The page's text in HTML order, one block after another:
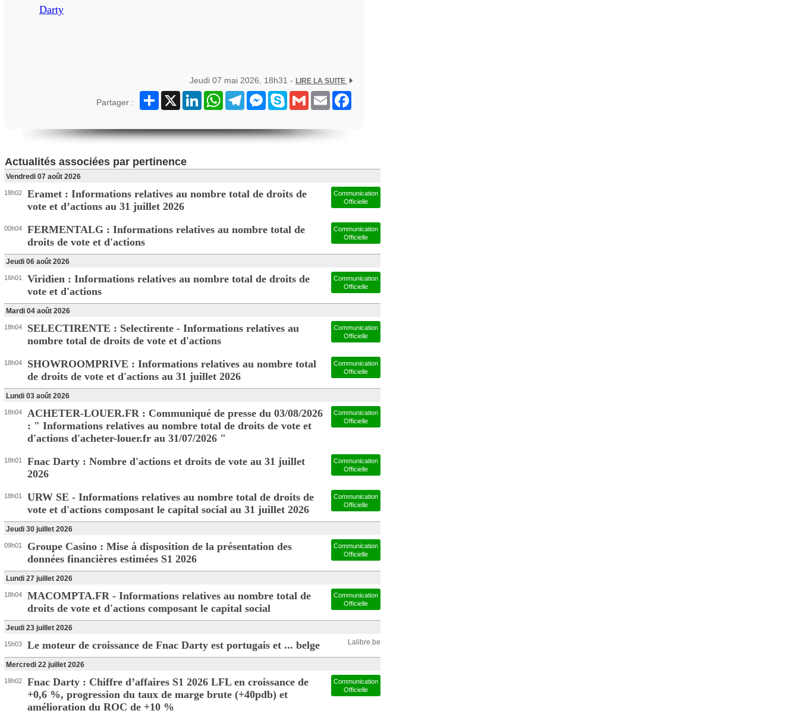
Darty
Jeudi 07 mai 2026, 18h31 - LIRE LA SUITE
Partager :
Partager
X LinkedInWhatsAppTelegramMessenger
Skype Gmail Email
Actualités associées par pertinence
Vendredi 07 août 2026
18h02
Eramet : Informations relatives au nombre total de droits de
vote et d’actions au 31 juillet 2026
Communication
Officielle
00h04
FERMENTALG : Informations relatives au nombre total de
droits de vote et d'actions
Communication
Officielle
Jeudi 06 août 2026
16h01
Viridien : Informations relatives au nombre total de droits de
vote et d'actions
Communication
Officielle
Mardi 04 août 2026
18h04
SELECTIRENTE : Selectirente - Informations relatives au
nombre total de droits de vote et d'actions
Communication
Officielle
18h04
SHOWROOMPRIVE : Informations relatives au nombre total
de droits de vote et d'actions au 31 juillet 2026
Communication
Officielle
Lundi 03 août 2026
18h04
ACHETER-LOUER.FR : Communiqué de presse du 03/08/2026
: " Informations relatives au nombre total de droits de vote et
d'actions d'acheter-louer.fr au 31/07/2026 "
Communication
Officielle
18h01
Fnac Darty : Nombre d'actions et droits de vote au 31 juillet
2026
Communication
Officielle
18h01
URW SE - Informations relatives au nombre total de droits de
vote et d'actions composant le capital social au 31 juillet 2026
Communication
Officielle
Jeudi 30 juillet 2026
09h01
Groupe Casino : Mise à disposition de la présentation des
données financières estimées S1 2026
Communication
Officielle
Lundi 27 juillet 2026
18h04
MACOMPTA.FR - Informations relatives au nombre total de
droits de vote et d'actions composant le capital social
Communication
Officielle
Jeudi 23 juillet 2026
15h03 Le moteur de croissance de Fnac Darty est portugais et ... belge Lalibre.be
Mercredi 22 juillet 2026
18h02
Fnac Darty : Chiffre d’affaires S1 2026 LFL en croissance de
+0,6 %, progression du taux de marge brute (+40pdb) et
amélioration du ROC de +10 %
Communication
Officielle